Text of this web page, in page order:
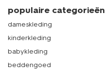
populaire categorieën
dameskleding
kinderkleding
babykleding
beddengoed